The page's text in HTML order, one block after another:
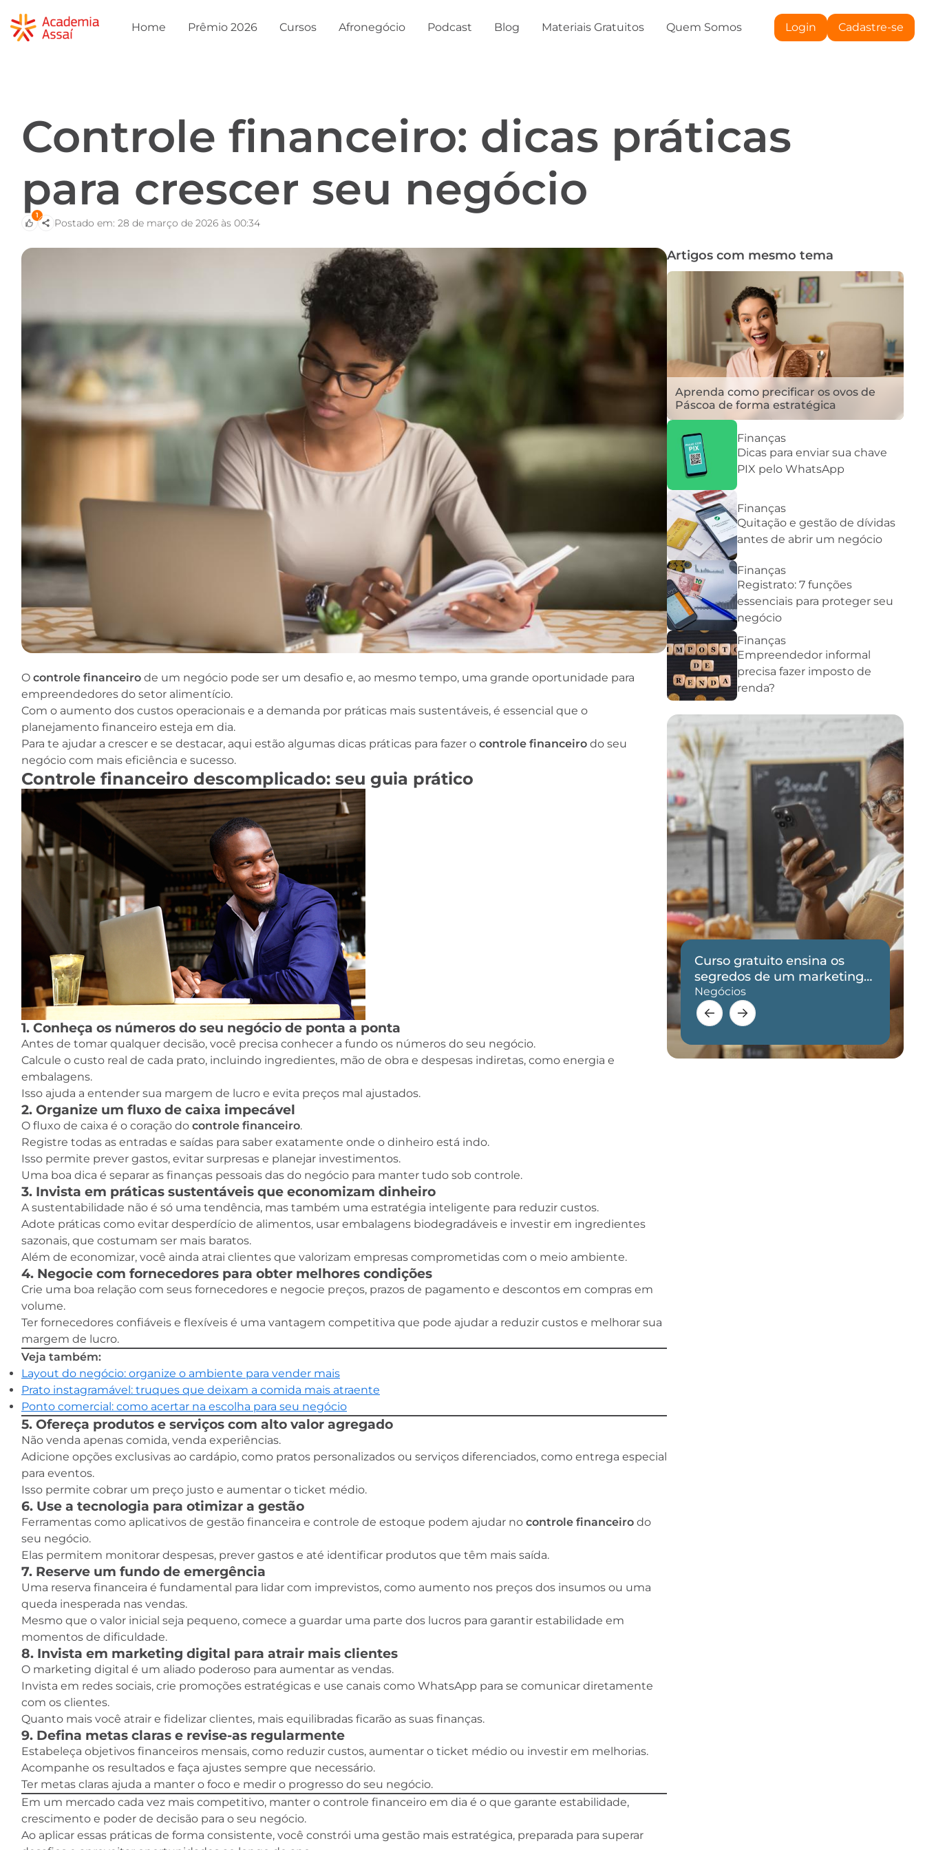
Home Prêmio 2026 Cursos Afronegócio Podcast Blog Materiais Gratuitos Quem Somos Login Cadastre-se
Controle financeiro: dicas práticas
para crescer seu negócio
1
Postado em: 28 de março de 2026 às 00:34
O controle financeiro de um negócio pode ser um desafio e, ao mesmo tempo, uma grande oportunidade para
empreendedores do setor alimentício.
Com o aumento dos custos operacionais e a demanda por práticas mais sustentáveis, é essencial que o
planejamento financeiro esteja em dia.
Para te ajudar a crescer e se destacar, aqui estão algumas dicas práticas para fazer o controle financeiro do seu
negócio com mais eficiência e sucesso.
Controle financeiro descomplicado: seu guia prático
1. Conheça os números do seu negócio de ponta a ponta
Antes de tomar qualquer decisão, você precisa conhecer a fundo os números do seu negócio.
Calcule o custo real de cada prato, incluindo ingredientes, mão de obra e despesas indiretas, como energia e
embalagens.
Isso ajuda a entender sua margem de lucro e evita preços mal ajustados.
2. Organize um fluxo de caixa impecável
O fluxo de caixa é o coração do controle financeiro.
Registre todas as entradas e saídas para saber exatamente onde o dinheiro está indo.
Isso permite prever gastos, evitar surpresas e planejar investimentos.
Uma boa dica é separar as finanças pessoais das do negócio para manter tudo sob controle.
3. Invista em práticas sustentáveis que economizam dinheiro
A sustentabilidade não é só uma tendência, mas também uma estratégia inteligente para reduzir custos.
Adote práticas como evitar desperdício de alimentos, usar embalagens biodegradáveis e investir em ingredientes
sazonais, que costumam ser mais baratos.
Além de economizar, você ainda atrai clientes que valorizam empresas comprometidas com o meio ambiente.
4. Negocie com fornecedores para obter melhores condições
Crie uma boa relação com seus fornecedores e negocie preços, prazos de pagamento e descontos em compras em
volume.
Ter fornecedores confiáveis e flexíveis é uma vantagem competitiva que pode ajudar a reduzir custos e melhorar sua
margem de lucro.
Veja também:
Layout do negócio: organize o ambiente para vender mais
Prato instagramável: truques que deixam a comida mais atraente
Ponto comercial: como acertar na escolha para seu negócio
5. Ofereça produtos e serviços com alto valor agregado
Não venda apenas comida, venda experiências.
Adicione opções exclusivas ao cardápio, como pratos personalizados ou serviços diferenciados, como entrega especial
para eventos.
Isso permite cobrar um preço justo e aumentar o ticket médio.
6. Use a tecnologia para otimizar a gestão
Ferramentas como aplicativos de gestão financeira e controle de estoque podem ajudar no controle financeiro do
seu negócio.
Elas permitem monitorar despesas, prever gastos e até identificar produtos que têm mais saída.
7. Reserve um fundo de emergência
Uma reserva financeira é fundamental para lidar com imprevistos, como aumento nos preços dos insumos ou uma
queda inesperada nas vendas.
Mesmo que o valor inicial seja pequeno, comece a guardar uma parte dos lucros para garantir estabilidade em
momentos de dificuldade.
8. Invista em marketing digital para atrair mais clientes
O marketing digital é um aliado poderoso para aumentar as vendas.
Invista em redes sociais, crie promoções estratégicas e use canais como WhatsApp para se comunicar diretamente
com os clientes.
Quanto mais você atrair e fidelizar clientes, mais equilibradas ficarão as suas finanças.
9. Defina metas claras e revise-as regularmente
Estabeleça objetivos financeiros mensais, como reduzir custos, aumentar o ticket médio ou investir em melhorias.
Acompanhe os resultados e faça ajustes sempre que necessário.
Ter metas claras ajuda a manter o foco e medir o progresso do seu negócio.
Em um mercado cada vez mais competitivo, manter o controle financeiro em dia é o que garante estabilidade,
crescimento e poder de decisão para o seu negócio.
Ao aplicar essas práticas de forma consistente, você constrói uma gestão mais estratégica, preparada para superar
Artigos com mesmo tema
Aprenda como precificar os ovos de
Páscoa de forma estratégica
Finanças
Dicas para enviar sua chave
PIX pelo WhatsApp
Finanças
Quitação e gestão de dívidas
antes de abrir um negócio
Finanças
Registrato: 7 funções
essenciais para proteger seu
negócio
Finanças
Empreendedor informal
precisa fazer imposto de
renda?
Curso gratuito ensina os
segredos de um marketing
eficaz
Negócios